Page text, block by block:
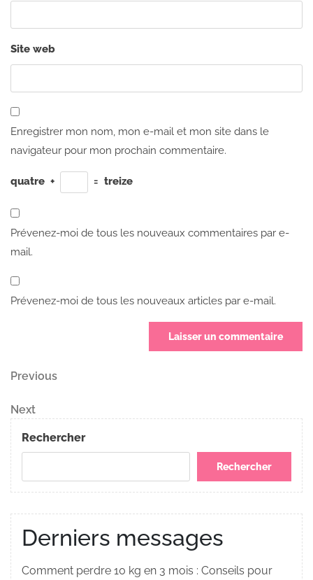
Site web
Enregistrer mon nom, mon e-mail et mon site dans le
navigateur pour mon prochain commentaire.
quatre + = treize
Prévenez-moi de tous les nouveaux commentaires par e-
mail.
Prévenez-moi de tous les nouveaux articles par e-mail.
Navigation
de
l’article
Previous
Previous
Next
Post
Next
Rechercher
Rechercher
Derniers messages
Comment perdre 10 kg en 3 mois : Conseils pour